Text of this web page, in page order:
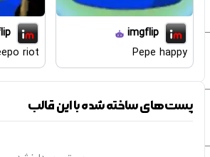
imgflip
Pepe happy
riot
پست‌های ساخته شده با این قالب